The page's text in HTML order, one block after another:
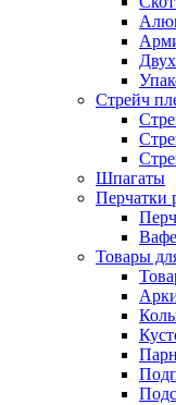
Стрейч
Шпагаты
Перчатки
Товары